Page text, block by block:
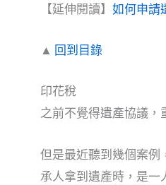
【延伸閱讀】如何申請
▲ 回到目錄
印花稅
之前不覺得遺產協議，
但是最近聽到幾個案例
承人拿到遺產時，是一